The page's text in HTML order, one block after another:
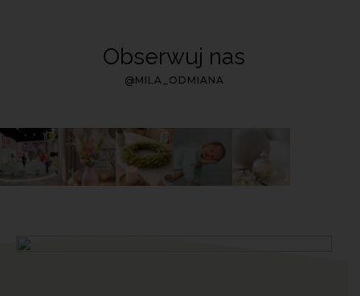
Obserwuj nas
@MILA_ODMIANA